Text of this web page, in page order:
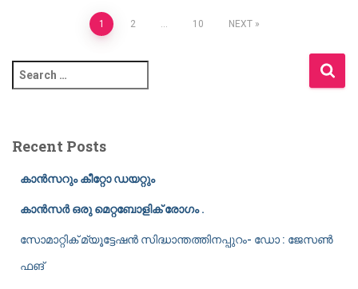
pagination
1 2 … 10 NEXT
e
c
Recent Posts
കാൻസറും കീറ്റോ ഡയറ്റും
കാൻസർ ഒരു മെറ്റബോളിക് രോഗം .
സോമാറ്റിക് മ്യൂട്ടേഷൻ സിദ്ധാന്തത്തിനപ്പുറം- ഡോ : ജേസൺ
ഫങ്